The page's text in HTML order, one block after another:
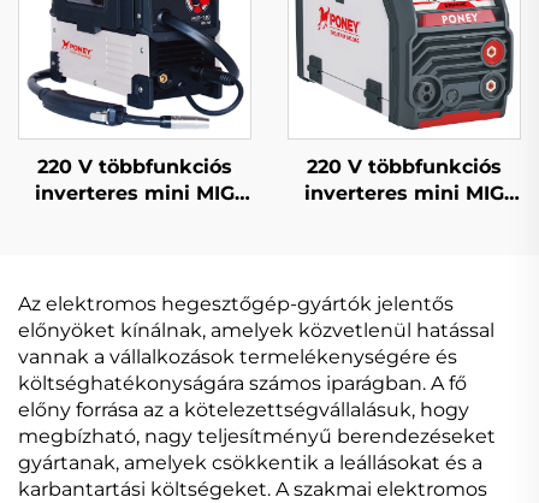
Hegesztőgép
220 V többfunkciós
inverteres mini MIG
220 V többfunkciós
inverteres mini MIG
Az elektromos hegesztőgép-gyártók jelentős
előnyöket kínálnak, amelyek közvetlenül hatással
vannak a vállalkozások termelékenységére és
költséghatékonyságára számos iparágban. A fő
előny forrása az a kötelezettségvállalásuk, hogy
megbízható, nagy teljesítményű berendezéseket
gyártanak, amelyek csökkentik a leállásokat és a
karbantartási költségeket. A szakmai elektromos